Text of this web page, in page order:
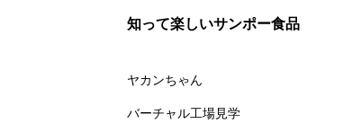
知って楽しいサンポー食品
ヤカンちゃん
バーチャル工場見学